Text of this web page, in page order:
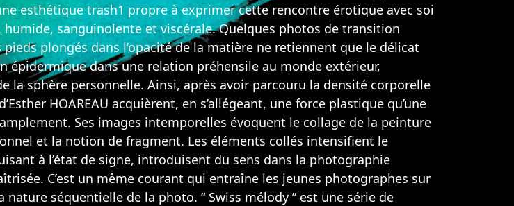
esthétique trash1 propre à exprimer cette rencontre érotique avec soi
sanguinolente et viscérale. Quelques photos de transition
plongés dans l’opacité de la matière ne retiennent que le délicat
épidermique dans une relation préhensile au monde extérieur,
la sphère personnelle. Ainsi, après avoir parcouru la densité corporelle
HOAREAU acquièrent, en s’allégeant, une force plastique qu’une
Ses images intemporelles évoquent le collage de la peinture
et la notion de fragment. Les éléments collés intensifient le
à l’état de signe, introduisent du sens dans la photographie
C’est un même courant qui entraîne les jeunes photographes sur
séquentielle de la photo. “ Swiss mélody ” est une série de